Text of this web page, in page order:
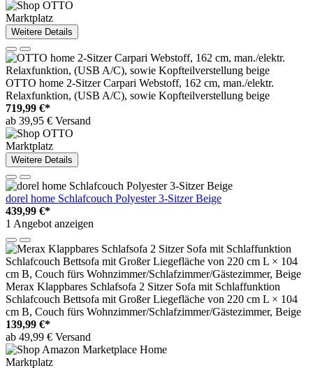
Marktplatz
Weitere Details
OTTO home 2-Sitzer Carpari Webstoff, 162 cm, man./elektr.
Relaxfunktion, (USB A/C), sowie Kopfteilverstellung beige
719,99 €*
ab 39,95 € Versand
Marktplatz
Weitere Details
dorel home Schlafcouch Polyester 3-Sitzer Beige
439,99 €*
1 Angebot anzeigen
Merax Klappbares Schlafsofa 2 Sitzer Sofa mit Schlaffunktion
Schlafcouch Bettsofa mit Großer Liegefläche von 220 cm L × 104
cm B, Couch fürs Wohnzimmer/Schlafzimmer/Gästezimmer, Beige
139,99 €*
ab 49,99 € Versand
Marktplatz